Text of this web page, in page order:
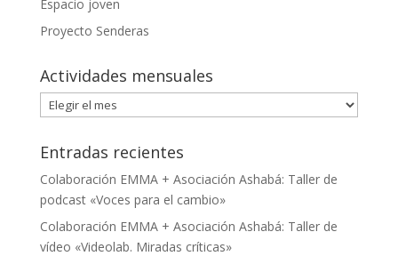
Espacio joven
Proyecto Senderas
Actividades mensuales
Actividades
mensuales
Entradas recientes
Colaboración EMMA + Asociación Ashabá: Taller de
podcast «Voces para el cambio»
Colaboración EMMA + Asociación Ashabá: Taller de
vídeo «Videolab. Miradas críticas»